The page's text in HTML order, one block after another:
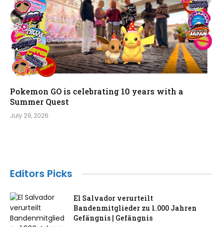
Pokemon GO is celebrating 10 years with a
Summer Quest
July 29, 2026
Editors Picks
El Salvador verurteilt
Bandenmitglieder zu 1.000 Jahren
Gefängnis | Gefängnis